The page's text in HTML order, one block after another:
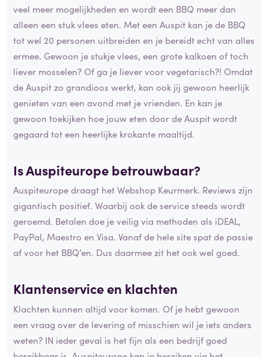
veel meer mogelijkheden en wordt een BBQ meer dan
alleen een stuk vlees eten. Met een Auspit kan je de BBQ
tot wel 20 personen uitbreiden en je bereidt echt van alles
ermee. Gewoon je stukje vlees, een grote kalkoen of toch
liever mosselen? Of ga je liever voor vegetarisch?! Omdat
de Auspit zo grandioos werkt, kan ook jij gewoon heerlijk
genieten van een avond met je vrienden. En kan je
gewoon toekijken hoe jouw eten door de Auspit wordt
gegaard tot een heerlijke krokante maaltijd.
Is Auspiteurope betrouwbaar?
Auspiteurope draagt het Webshop Keurmerk. Reviews zijn
gigantisch positief. Waarbij ook de service steeds wordt
geroemd. Betalen doe je veilig via methoden als iDEAL,
PayPal, Maestro en Visa. Vanaf de hele site spat de passie
af voor het BBQ’en. Dus daarmee zit het ook wel goed.
Klantenservice en klachten
Klachten kunnen altijd voor komen. Of je hebt gewoon
een vraag over de levering of misschien wil je iets anders
weten? IN ieder geval is het fijn als een bedrijf goed